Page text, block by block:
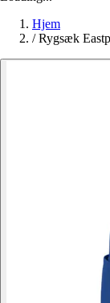
Hjem
/ Rygsæk